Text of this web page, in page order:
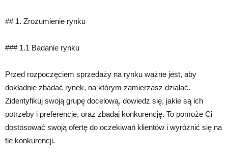
## 1. Zrozumienie rynku
### 1.1 Badanie rynku
Przed rozpoczęciem sprzedaży na rynku ważne jest, aby
dokładnie zbadać rynek, na którym zamierzasz działać.
Zidentyfikuj swoją grupę docelową, dowiedz się, jakie są ich
potrzeby i preferencje, oraz zbadaj konkurencję. To pomoże Ci
dostosować swoją ofertę do oczekiwań klientów i wyróżnić się na
tle konkurencji.